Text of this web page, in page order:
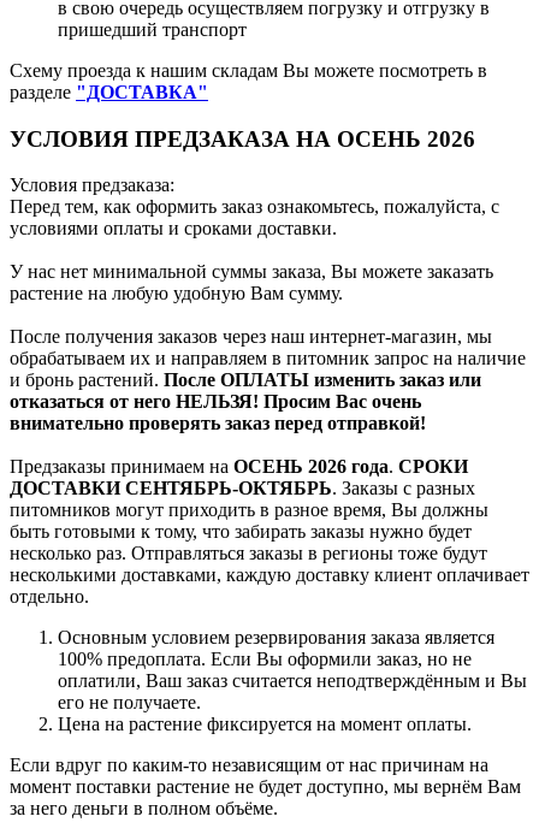
в свою очередь осуществляем погрузку и отгрузку в
пришедший транспорт
Схему проезда к нашим складам Вы можете посмотреть в
разделе "ДОСТАВКА"
УСЛОВИЯ ПРЕДЗАКАЗА НА ОСЕНЬ 2026
Условия предзаказа:
Перед тем, как оформить заказ ознакомьтесь, пожалуйста, с
условиями оплаты и сроками доставки.
У нас нет минимальной суммы заказа, Вы можете заказать
растение на любую удобную Вам сумму.
После получения заказов через наш интернет-магазин, мы
обрабатываем их и направляем в питомник запрос на наличие
и бронь растений. После ОПЛАТЫ изменить заказ или
отказаться от него НЕЛЬЗЯ! Просим Вас очень
внимательно проверять заказ перед отправкой!
Предзаказы принимаем на ОСЕНЬ 2026 года. СРОКИ
ДОСТАВКИ СЕНТЯБРЬ-ОКТЯБРЬ. Заказы с разных
питомников могут приходить в разное время, Вы должны
быть готовыми к тому, что забирать заказы нужно будет
несколько раз. Отправляться заказы в регионы тоже будут
несколькими доставками, каждую доставку клиент оплачивает
отдельно.
Основным условием резервирования заказа является
100% предоплата. Если Вы оформили заказ, но не
оплатили, Ваш заказ считается неподтверждённым и Вы
его не получаете.
Цена на растение фиксируется на момент оплаты.
Если вдруг по каким-то независящим от нас причинам на
момент поставки растение не будет доступно, мы вернём Вам
за него деньги в полном объёме.